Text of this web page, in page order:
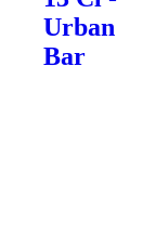
Urban
Bar